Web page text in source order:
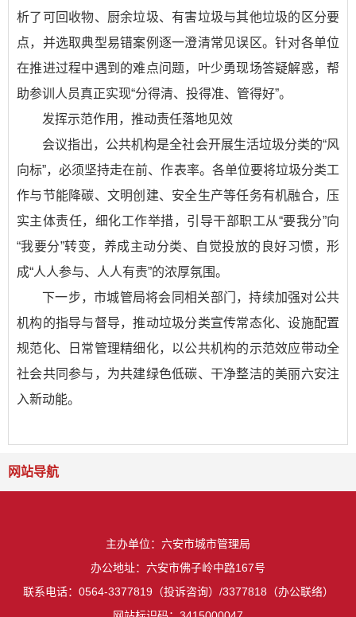
析了可回收物、厨余垃圾、有害垃圾与其他垃圾的区分要
点，并选取典型易错案例逐一澄清常见误区。针对各单位
在推进过程中遇到的难点问题，叶少勇现场答疑解惑，帮
助参训人员真正实现“分得清、投得准、管得好”。
发挥示范作用，推动责任落地见效
会议指出，公共机构是全社会开展生活垃圾分类的“风
向标”，必须坚持走在前、作表率。各单位要将垃圾分类工
作与节能降碳、文明创建、安全生产等任务有机融合，压
实主体责任，细化工作举措，引导干部职工从“要我分”向
“我要分”转变，养成主动分类、自觉投放的良好习惯，形
成“人人参与、人人有责”的浓厚氛围。
下一步，市城管局将会同相关部门，持续加强对公共
机构的指导与督导，推动垃圾分类宣传常态化、设施配置
规范化、日常管理精细化，以公共机构的示范效应带动全
社会共同参与，为共建绿色低碳、干净整洁的美丽六安注
入新动能。
网站导航
主办单位：六安市城市管理局
办公地址：六安市佛子岭中路167号
联系电话：0564-3377819（投诉咨询）/3377818（办公联络）